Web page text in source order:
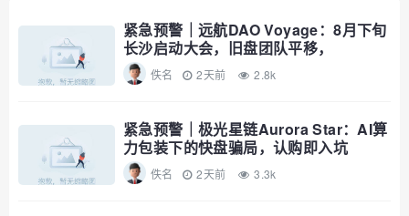
紧急预警｜远航DAO Voyage：8月下旬
长沙启动大会，旧盘团队平移，
RWA+大宗商品包装——又是庞氏滚盘
的老剧本
佚名 2天前 2.8k
紧急预警｜极光星链Aurora Star：AI算
力包装下的快盘骗局，认购即入坑
佚名 2天前 3.3k